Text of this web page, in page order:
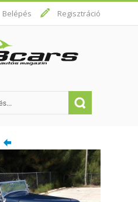
Belépés Regisztráció